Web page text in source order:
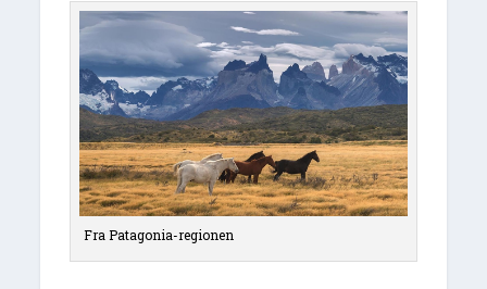
Fra Patagonia-regionen